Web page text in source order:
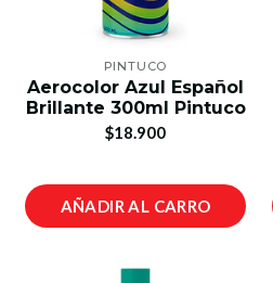
PINTUCO
Aerocolor Azul Español
Brillante 300ml Pintuco
$18.900
AÑADIR AL CARRO